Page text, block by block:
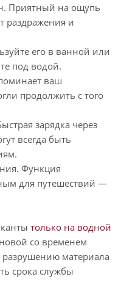
Приятный на ощупь
раздражения и
его в ванной или
под водой.
ваш
продолжить с того
зарядка через
всегда быть
Функция
для путешествий —
только на водной
со временем
материала
срока службы